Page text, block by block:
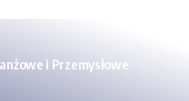
i Przemysłowe